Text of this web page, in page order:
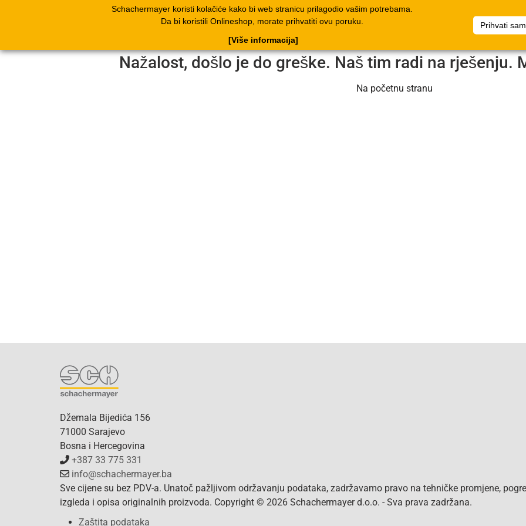
Schachermayer koristi kolačiće kako bi web stranicu prilagodio vašim potrebama.
Da bi koristili Onlineshop, morate prihvatiti ovu poruku.
Prihvati
[Više informacija]
Proizvodi Katalog Dokumenti Poduzeće Popis artikala Dokumenti
Nažalost, došlo je do greške. Naš tim radi na rješenju.
Na početnu stranu
Džemala Bijedića 156
71000 Sarajevo
Bosna i Hercegovina
+387 33 775 331
info@schachermayer.ba
Sve cijene su bez PDV-a. Unatoč pažljivom održavanju podataka, zadržavamo pravo na tehničke promjene,
izgleda i opisa originalnih proizvoda. Copyright © 2026 Schachermayer d.o.o. - Sva prava zadržana.
Zaštita podataka